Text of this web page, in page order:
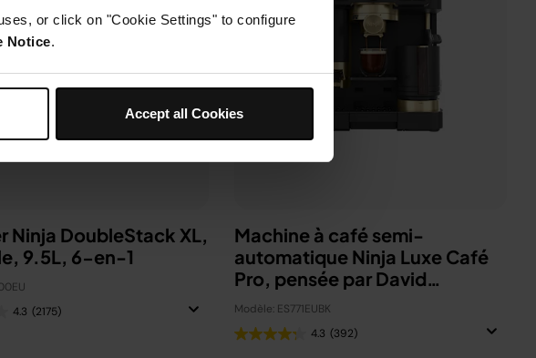
or click on "Cookie Settings" to configure
Notice.
Accept all Cookies
Ninja DoubleStack XL,
verticale, 9.5L, 6-en-1
4.3 (2175)
Machine à café semi-
automatique Ninja Luxe Café
Pro, pensée par David
Beckham
Modèle: ES771EUBK
4.3 (392)